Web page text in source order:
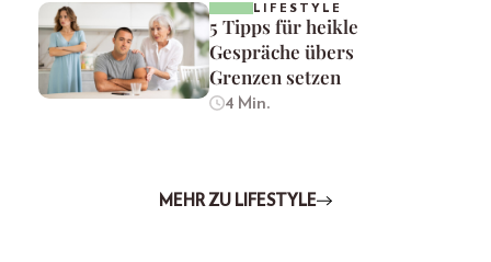
LIFESTYLE
5 Tipps für heikle
Gespräche übers
Grenzen setzen
4 Min.
MEHR ZU LIFESTYLE